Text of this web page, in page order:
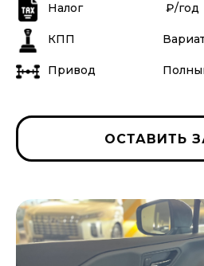
Налог ₽/год
КПП
Привод
ОСТАВИТЬ